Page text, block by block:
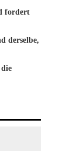
fordert
derselbe,